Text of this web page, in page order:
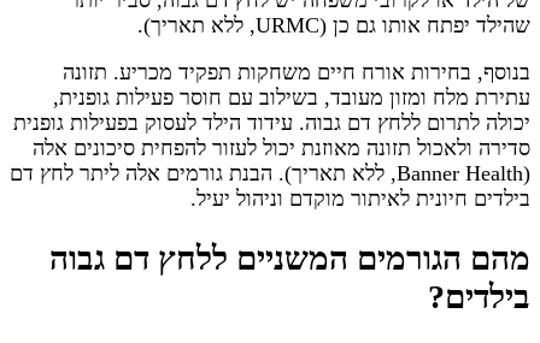
שהילד יפתח אותו גם כן (URMC, ללא תאריך).
בנוסף, בחירות אורח חיים משחקות תפקיד מכריע. תזונה
עתירת מלח ומזון מעובד, בשילוב עם חוסר פעילות גופנית,
יכולה לתרום ללחץ דם גבוה. עידוד הילד לעסוק בפעילות גופנית
סדירה ולאכול תזונה מאוזנת יכול לעזור להפחית סיכונים אלה
(Banner Health, ללא תאריך). הבנת גורמים אלה ליתר לחץ דם
בילדים חיונית לאיתור מוקדם וניהול יעיל.
מהם הגורמים המשניים ללחץ דם גבוה
בילדים?